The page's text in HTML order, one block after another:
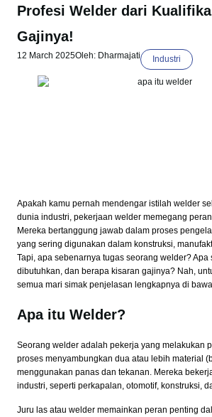
Profesi Welder dari
Gajinya!
12 March 2025Oleh: Dharmajati Industri
Apakah kamu pernah mendengar istilah welder
dunia industri, pekerjaan welder memegang
Mereka bertanggung jawab dalam proses
yang sering digunakan dalam konstruksi,
Tapi, apa sebenarnya tugas seorang welder? Apa
dibutuhkan, dan berapa kisaran gajinya? Nah,
semua mari simak penjelasan lengkapnya di
Apa itu Welder?
Seorang welder adalah pekerja yang melakukan
proses menyambungkan dua atau lebih material
menggunakan panas dan tekanan. Mereka
industri, seperti perkapalan, otomotif, konstruksi,
Juru las atau welder memainkan peran penting